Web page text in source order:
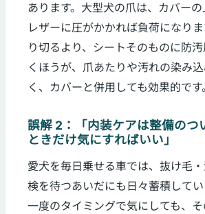
あります。大型犬の爪は、カバー
レザーに圧がかかれば負荷になり
り切るより、シートそのものに防
くほうが、爪あたりや汚れの染み
く、カバーと併用しても効果的です
誤解 2：「内装ケアは整備のつ
ときだけ気にすればいい」
愛犬を毎日乗せる車では、抜け毛
検を待つあいだにも日々蓄積して
一度のタイミングで気にしても、